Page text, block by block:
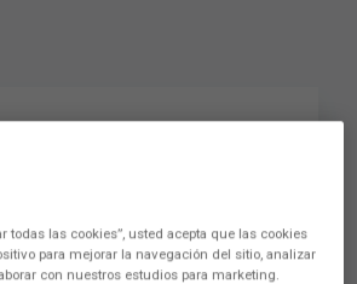
| SD Huesca-
UD
todas las cookies”, usted acepta que las cookies
para mejorar la navegación del sitio, analizar
con nuestros estudios para marketing.